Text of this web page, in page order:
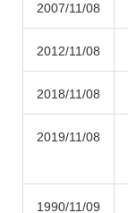
2007/11/08
2012/11/08
2018/11/08
2019/11/08
1990/11/09